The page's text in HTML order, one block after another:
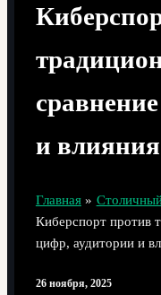
и влияния
Главная
Киберспорт против
цифр, аудитории и
26 ноября, 2025